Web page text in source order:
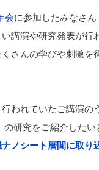
会に参加したみなさ
講演や研究発表が行
さんの学びや刺激を
われていたご講演の
の研究をご紹介した
ノシート層間に取り